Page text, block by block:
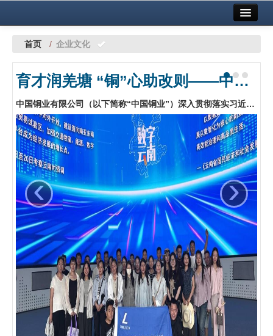
中国有色金属报社主办 广告服务
铜镍铅锌
铝
稀有稀土
有色市场
科技
镁钛
地矿 建设
党建工作
企业文化
《资源再生》杂志
首页 / 企业文化
育才润羌塘 “铜”心助改则——中国铜业助力西藏自治区改则县人才培养
中国铜业有限公司（以下简称“中国铜业”）深入贯彻落实习近平总书记关于西藏工作的重要指示精神，扎实推进中国铝业集团有限公司与西藏自治区相关工作部署，主动扛起社会责任，自2025年起启动为期5年的帮扶计划，助力改则县高质量发展。其中，中国铜业每年安排专项资金开设2期专题培训班，组织改则县基层干部外出集中参训研学，持续推动企地帮扶提质升级。…
‹ ›